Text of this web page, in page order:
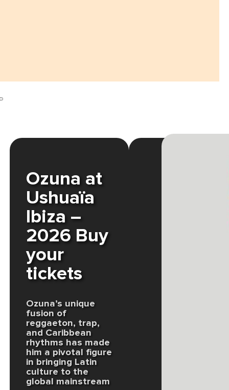
Ozuna at
Ushuaïa
Ibiza –
2026 Buy
your
tickets
Ozuna’s unique
fusion of
reggaeton, trap,
and Caribbean
rhythms has made
him a pivotal figure
in bringing Latin
culture to the
global mainstream